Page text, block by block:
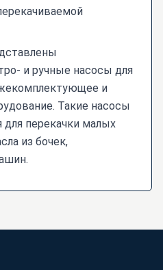
и ручные насосы для
и
Такие насосы
для перекачки малых
из бочек,